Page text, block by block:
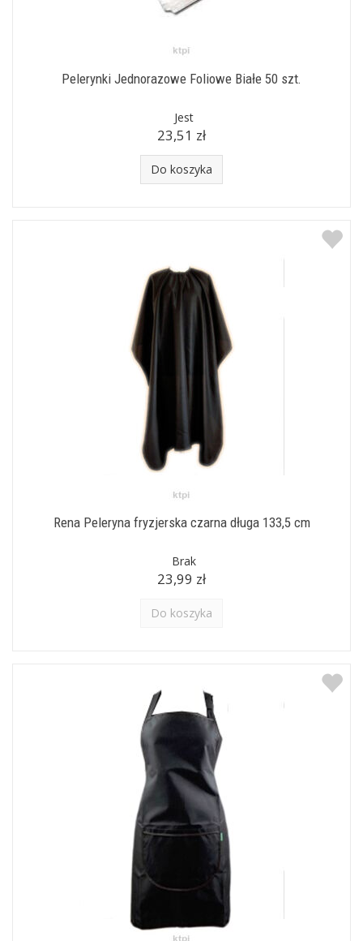
Pelerynki Jednorazowe Foliowe Białe 50 szt.
Jest
23,51 zł
Do koszyka
Rena Peleryna fryzjerska czarna długa 133,5 cm
Brak
23,99 zł
Do koszyka